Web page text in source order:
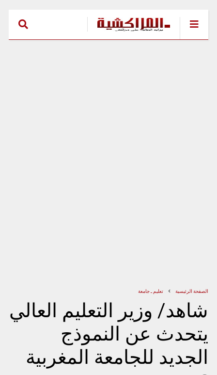
الصفحة الرئيسية تعليم ـ جامعة
شاهد/ وزير التعليم العالي
يتحدث عن النموذج
الجديد للجامعة المغربية